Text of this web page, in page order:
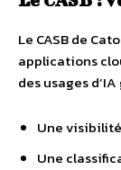
Le CASB de
applications
des usages
Une
Une